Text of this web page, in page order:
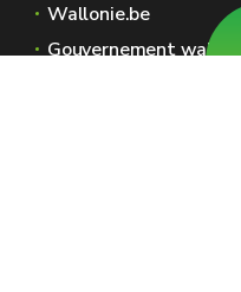
Wallonie.be
Gouvernement wallon